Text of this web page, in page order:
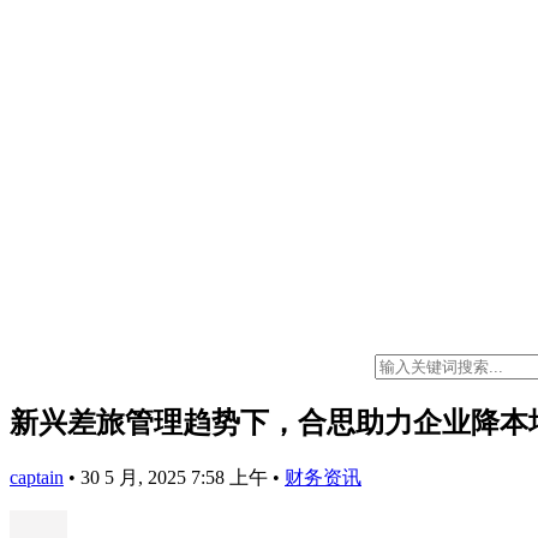
新兴差旅管理趋势下，合思助力企业降本
captain • 30 5 月, 2025 7:58 上午 • 财务资讯